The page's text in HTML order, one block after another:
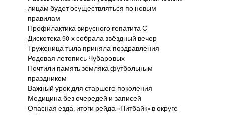
лицам будет осуществляться по новым
правилам
Профилактика вирусного гепатита С
Дискотека 90-х собрала звёздный вечер
Труженица тыла приняла поздравления
Родовая летопись Чубаровых
Почтили память земляка футбольным
праздником
Важный урок для старшего поколения
Медицина без очередей и записей
Опасная езда: итоги рейда «Питбайк» в округе